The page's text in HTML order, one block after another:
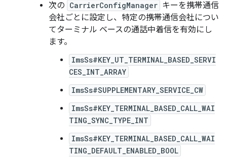
次の CarrierConfigManager キーを携帯通信
会社ごとに設定し、特定の携帯通信会社につい
てターミナル ベースの通話中着信を有効にし
ます。
ImsSs#KEY_UT_TERMINAL_BASED_SERVI
CES_INT_ARRAY
ImsSs#SUPPLEMENTARY_SERVICE_CW
ImsSs#KEY_TERMINAL_BASED_CALL_WAI
TING_SYNC_TYPE_INT
ImsSs#KEY_TERMINAL_BASED_CALL_WAI
TING_DEFAULT_ENABLED_BOOL